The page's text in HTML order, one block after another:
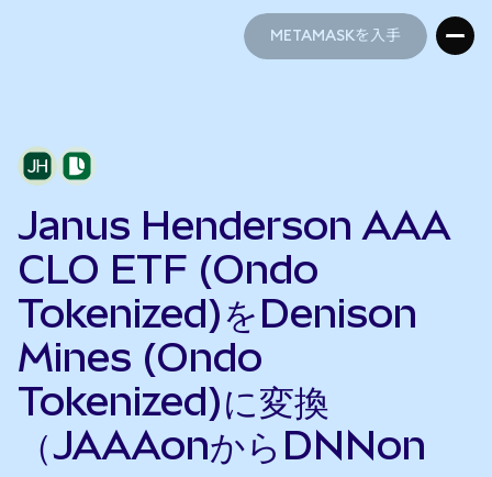
METAMASKを入手
Janus Henderson AAA
CLO ETF (Ondo
Tokenized)をDenison
Mines (Ondo
Tokenized)に変換
（JAAAonからDNNon